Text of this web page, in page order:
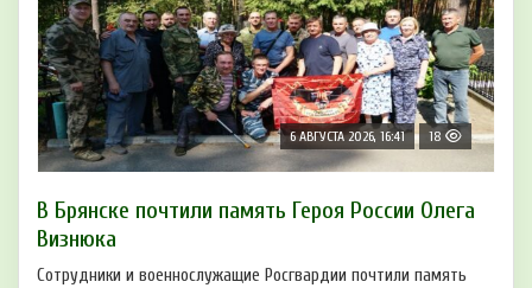
6 АВГУСТА 2026, 16:41 18
В Брянске почтили память Героя России Олега
Визнюка
Сотрудники и военнослужащие Росгвардии почтили память